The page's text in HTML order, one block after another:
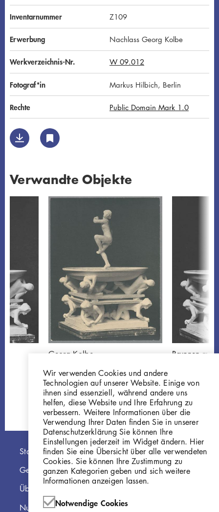
Inventarnummer Z109
Erwerbung Nachlass Georg Kolbe
Werkverzeichnis-Nr. W 09.012
Fotograf*in Markus Hilbich, Berlin
Rechte Public Domain Mark 1.0
Verwandte Objekte
Georg Kolbe
Tanzender
GKFo-0066_001
Brunnen mit
Hauptnavigation
Startseite
Georg Kolbe Museum
Über die Online Sammlung
Nutzungshinweise
Wir verwenden Cookies und andere
Technologien auf unserer Website. Einige von
ihnen sind essenziell, während andere uns
helfen, diese Website und Ihre Erfahrung zu
verbessern. Weitere Informationen über die
Verwendung Ihrer Daten finden Sie in unserer
Datenschutzerklärung Sie können Ihre
Einstellungen jederzeit im Widget ändern. Hier
finden Sie eine Übersicht über alle verwendeten
Cookies. Sie können Ihre Zustimmung zu
ganzen Kategorien geben und sich weitere
Informationen anzeigen lassen.
Notwendige Cookies